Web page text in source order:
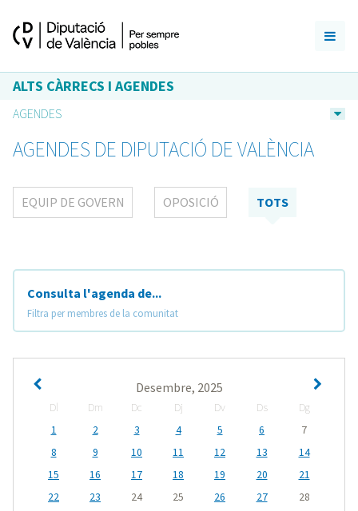
ALTS CÀRRECS I AGENDES
AGENDES
AGENDES DE DIPUTACIÓ DE VALÈNCIA
EQUIP DE GOVERN OPOSICIÓ TOTS
Consulta l'agenda de...
Filtra per membres de la comunitat
Desembre, 2025
Dl Dm Dc Dj Dv Ds
Dg
1
2 3 4 5 6
7
8
9 10 11 12 13
14
15
16 17 18 19 20
21
22
23 24 25 26 27
28